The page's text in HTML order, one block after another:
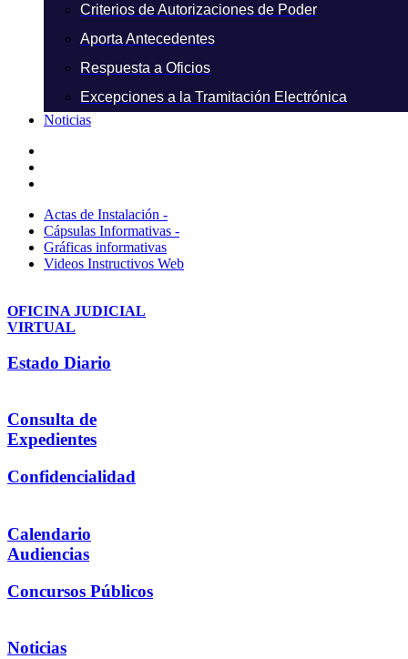
Criterios de Autorizaciones de Poder
Aporta Antecedentes
Respuesta a Oficios
Excepciones a la Tramitación Electrónica
Noticias
Actas de Instalación -
Cápsulas Informativas -
Gráficas informativas
Videos Instructivos Web
OFICINA JUDICIAL
VIRTUAL
Estado Diario
Consulta de
Expedientes
Confidencialidad
Calendario
Audiencias
Concursos Públicos
Noticias